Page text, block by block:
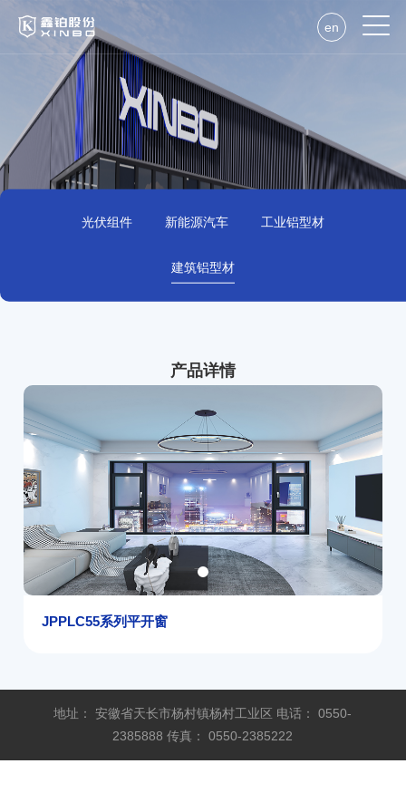
en
光伏组件 新能源汽车 工业铝型材
建筑铝型材
产品详情
JPPLC55系列平开窗
地址： 安徽省天长市杨村镇杨村工业区 电话： 0550-
2385888 传真： 0550-2385222